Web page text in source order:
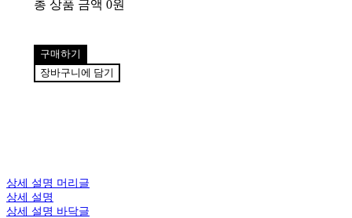
총 상품 금액 0원
구매하기
장바구니에 담기
상세 설명 머리글
상세 설명
상세 설명 바닥글